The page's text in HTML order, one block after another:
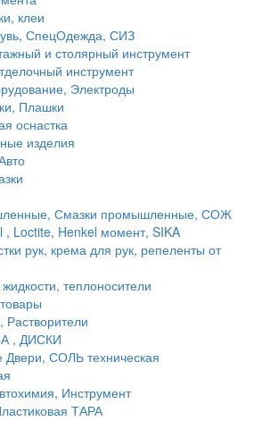
клеи
СпецОдежда, СИЗ
и столярный инструмент
инструмент
Электроды
Плашки
оснастка
изделия
Смазки промышленные, СОЖ
, Loctite, Henkel момент, SIKA
рук, крема для рук, репеленты от
теплоносители
Растворители
, ДИСКИ
Двери, СОЛЬ техническая
Инструмент
ТАРА